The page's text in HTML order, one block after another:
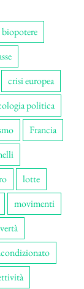
biopotere
crisi europea
politica
Francia
lotte
movimenti